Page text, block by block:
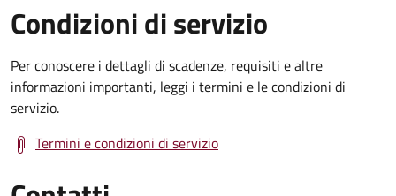
Condizioni di servizio
Per conoscere i dettagli di scadenze, requisiti e altre
informazioni importanti, leggi i termini e le condizioni di
servizio.
Termini e condizioni di servizio